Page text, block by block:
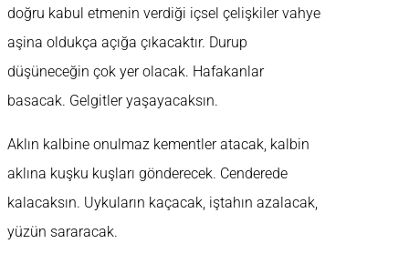
doğru kabul etmenin verdiği içsel çelişkiler vahye
aşina oldukça açığa çıkacaktır. Durup
düşüneceğin çok yer olacak. Hafakanlar
basacak. Gelgitler yaşayacaksın.
Aklın kalbine onulmaz kementler atacak, kalbin
aklına kuşku kuşları gönderecek. Cenderede
kalacaksın. Uykuların kaçacak, iştahın azalacak,
yüzün sararacak.